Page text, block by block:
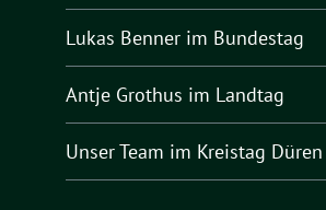
Lukas Benner im Bundestag
Antje Grothus im Landtag
Unser Team im Kreistag Düren